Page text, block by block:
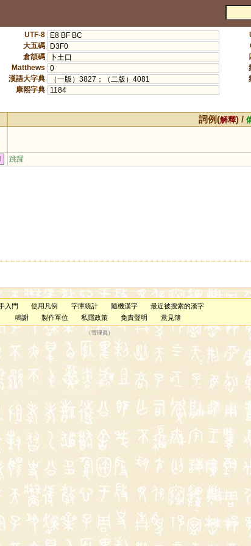
UTF-8
E8 BF BC
大五碼
D3F0
倉頡碼
卜土口
Matthews
0
漢語大字典
（一版）3827；（二版）4081
康熙字典
1184
詞例(解釋) /
跳躍
入門 使用凡例 字庫統計 隨機漢字
最近被搜索的漢字
鳴謝
製作單位 私隱政策 免責聲明 意見簿
（管理員 ）